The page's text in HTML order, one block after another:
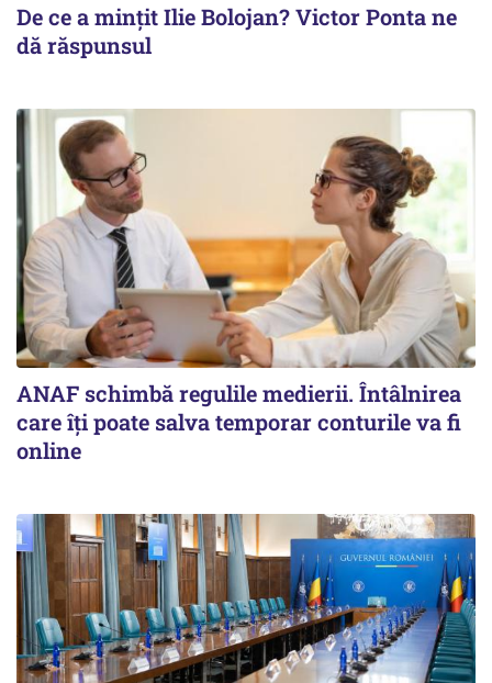
De ce a mințit Ilie Bolojan? Victor Ponta ne
dă răspunsul
ANAF schimbă regulile medierii. Întâlnirea
care îți poate salva temporar conturile va fi
online